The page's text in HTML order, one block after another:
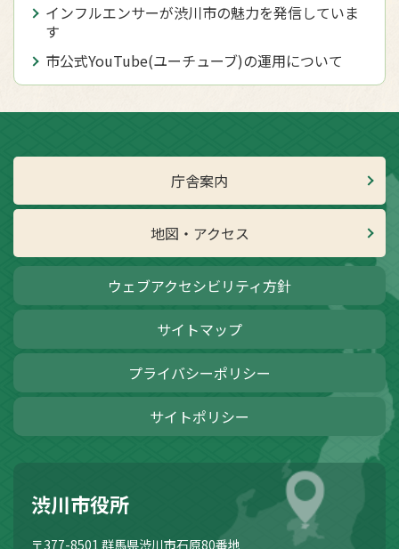
インフルエンサーが渋川市の魅力を発信していま
す
市公式YouTube(ユーチューブ)の運用について
庁舎案内
地図・アクセス
ウェブアクセシビリティ方針
サイトマップ
プライバシーポリシー
サイトポリシー
渋川市役所
〒377-8501 群馬県渋川市石原80番地